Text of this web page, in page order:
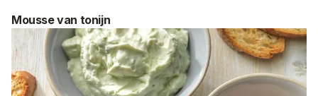
Mousse van tonijn